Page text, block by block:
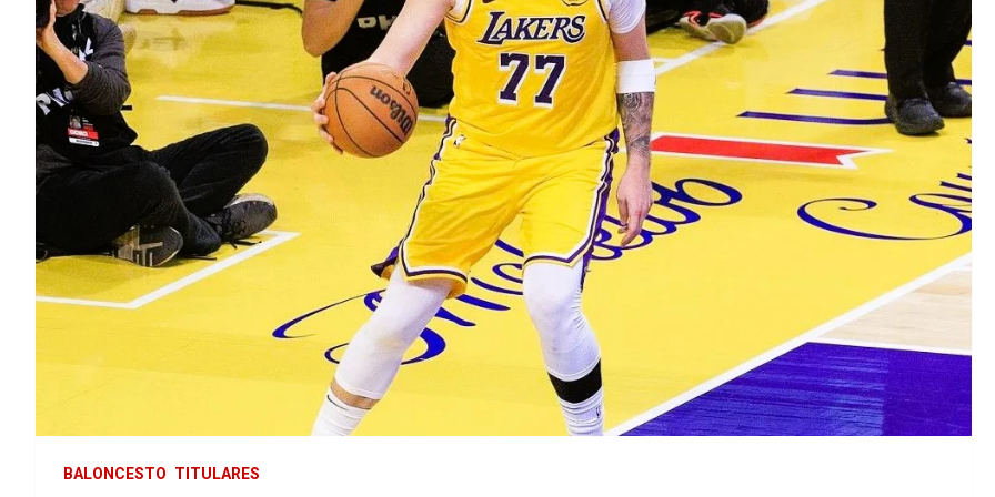
BALONCESTO TITULARES